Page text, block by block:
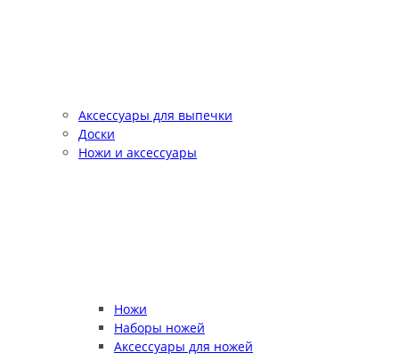
Аксессуары для выпечки
Доски
Ножи и аксессуары
Ножи
Наборы ножей
Аксессуары для ножей